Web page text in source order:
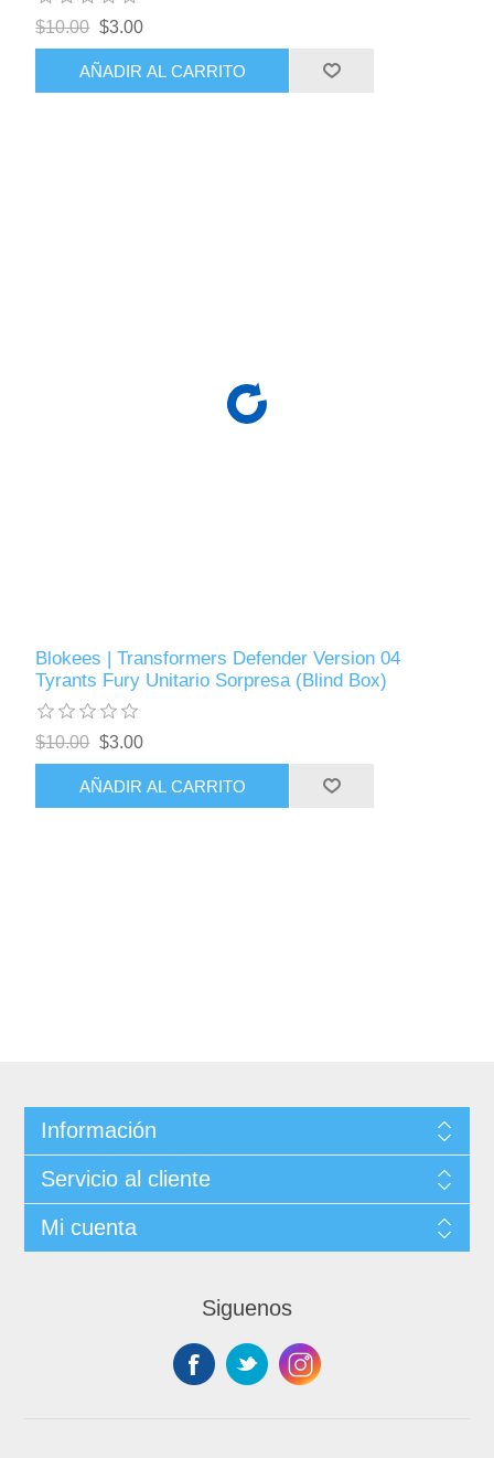
$10.00 $3.00
AÑADIR AL CARRITO
Blokees | Transformers Defender Version 04
Tyrants Fury Unitario Sorpresa (Blind Box)
$10.00 $3.00
AÑADIR AL CARRITO
Información
Servicio al cliente
Mi cuenta
Siguenos